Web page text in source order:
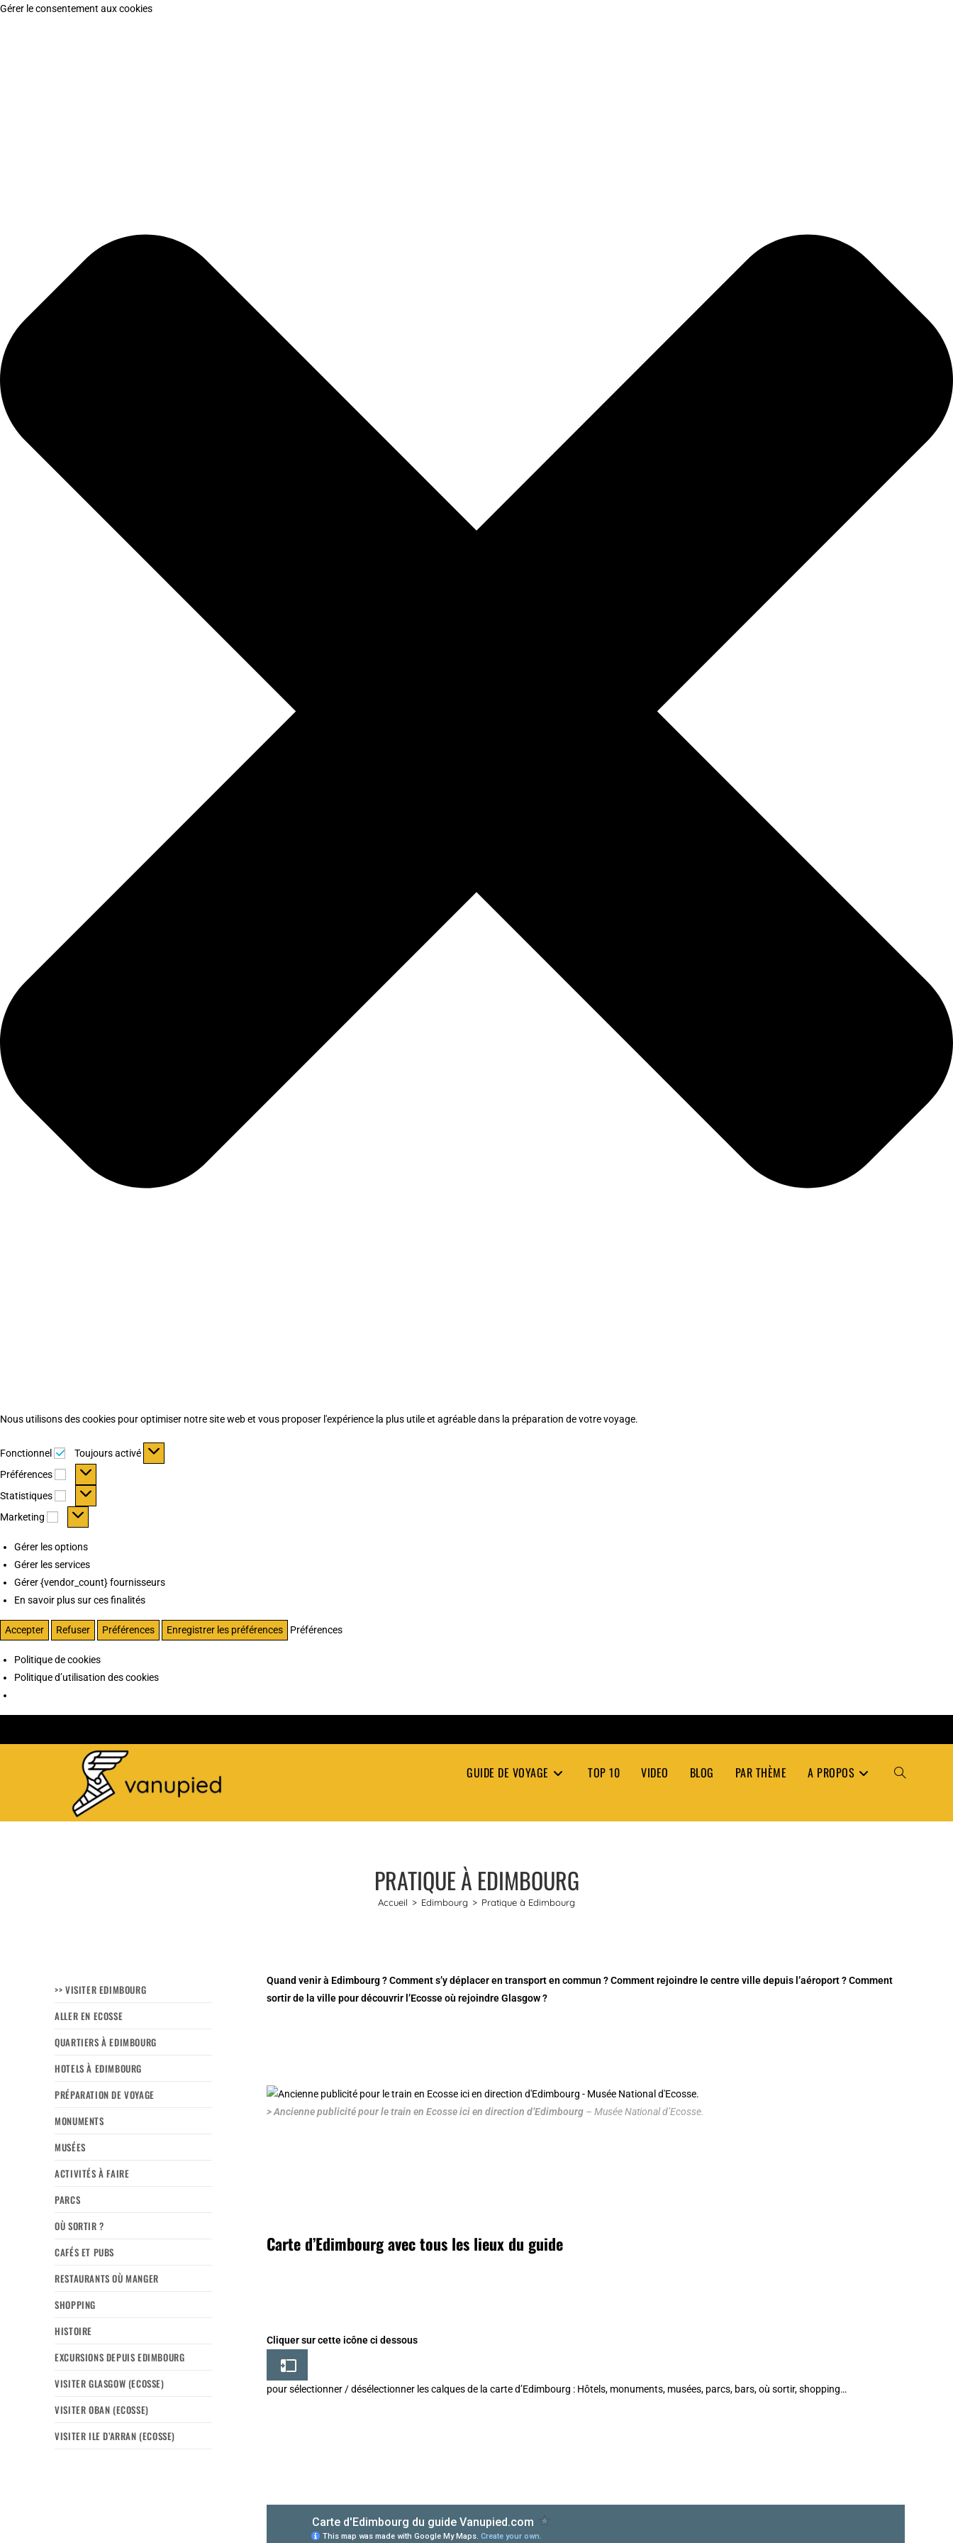
Gérer le consentement aux cookies
Nous utilisons des cookies pour optimiser notre site web et vous proposer l'expérience la plus utile et agréable dans la préparation de votre voyage.
Fonctionnel Fonctionnel
Toujours activé
Préférences
Préférences
Statistiques Statistiques
Marketing Marketing
Gérer les options
Gérer les services
Gérer {vendor_count} fournisseurs
En savoir plus sur ces finalités
Accepter Refuser Préférences Enregistrer les préférences Préférences
Politique de cookies
Politique d’utilisation des cookies
GUIDE DE VOYAGE TOP 10 VIDEO BLOG PAR THÈME A PROPOS TOGGLE
PRATIQUE À EDIMBOURG
Accueil > Edimbourg > Pratique à Edimbourg
Quand venir à Edimbourg ? Comment s’y déplacer en transport en commun ? Comment rejoindre le centre ville depuis l’aéroport ? Comment
sortir de la ville pour découvrir l’Ecosse où rejoindre Glasgow ?
> Ancienne publicité pour le train en Ecosse ici en direction d’Edimbourg – Musée National d’Ecosse.
Carte d’Edimbourg avec tous les lieux du guide
Cliquer sur cette icône ci dessous
pour sélectionner / désélectionner les calques de lacarte d’Edimbourg : Hôtels, monuments, musées, parcs, bars, où sortir, shopping…
>> VISITER EDIMBOURG
ALLER EN ECOSSE
QUARTIERS À EDIMBOURG
HOTELS À EDIMBOURG
PRÉPARATION DE VOYAGE
MONUMENTS
MUSÉES
ACTIVITÉS À FAIRE
PARCS
OÙ SORTIR ?
CAFÉS ET PUBS
RESTAURANTS OÙ MANGER
SHOPPING
HISTOIRE
EXCURSIONS DEPUIS EDIMBOURG
VISITER GLASGOW (ECOSSE)
VISITER OBAN (ECOSSE)
VISITER ILE D’ARRAN (ECOSSE)